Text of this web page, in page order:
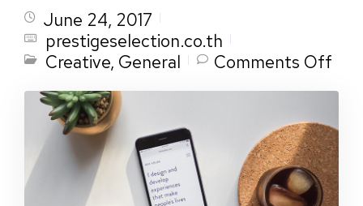
June 24, 2017
prestigeselection.co.th
Creative, General Comments Off